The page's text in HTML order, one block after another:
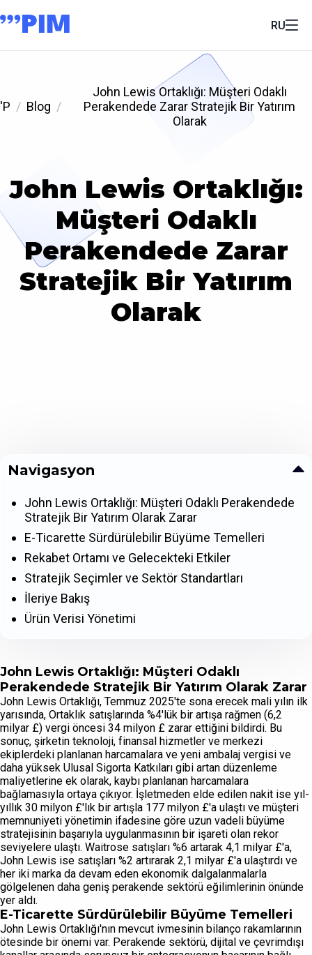
RU
'P Blog
John Lewis Ortaklığı: Müşteri Odaklı
Perakendede Zarar Stratejik Bir Yatırım
Olarak
John Lewis Ortaklığı:
Müşteri Odaklı
Perakendede Zarar
Stratejik Bir Yatırım
Olarak
John Lewis Ortaklığı: Müşteri Odaklı
Perakendede Stratejik Bir Yatırım Olarak Zarar
John Lewis Ortaklığı, Temmuz 2025'te sona erecek mali yılın ilk
yarısında, Ortaklık satışlarında %4'lük bir artışa rağmen (6,2
milyar £) vergi öncesi 34 milyon £ zarar ettiğini bildirdi. Bu
sonuç, şirketin teknoloji, finansal hizmetler ve merkezi
ekiplerdeki planlanan harcamalara ve yeni ambalaj vergisi ve
daha yüksek Ulusal Sigorta Katkıları gibi artan düzenleme
maliyetlerine ek olarak, kaybı planlanan harcamalara
bağlamasıyla ortaya çıkıyor. İşletmeden elde edilen nakit ise yıl-
yıllık 30 milyon £'lık bir artışla 177 milyon £'a ulaştı ve müşteri
memnuniyeti yönetimin ifadesine göre uzun vadeli büyüme
stratejisinin başarıyla uygulanmasının bir işareti olan rekor
seviyelere ulaştı. Waitrose satışları %6 artarak 4,1 milyar £'a,
John Lewis ise satışları %2 artırarak 2,1 milyar £'a ulaştırdı ve
her iki marka da devam eden ekonomik dalgalanmalarla
gölgelenen daha geniş perakende sektörü eğilimlerinin önünde
yer aldı.
E-Ticarette Sürdürülebilir Büyüme Temelleri
John Lewis Ortaklığı'nın mevcut ivmesinin bilanço rakamlarının
ötesinde bir önemi var. Perakende sektörü, dijital ve çevrimdışı
Navigasyon
John Lewis Ortaklığı: Müşteri Odaklı Perakendede
Stratejik Bir Yatırım Olarak Zarar
E-Ticarette Sürdürülebilir Büyüme Temelleri
Rekabet Ortamı ve Gelecekteki Etkiler
Stratejik Seçimler ve Sektör Standartları
İleriye Bakış
Ürün Verisi Yönetimi